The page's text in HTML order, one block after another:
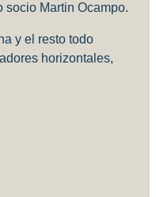
socio Martin Ocampo.
y el resto todo
horizontales,